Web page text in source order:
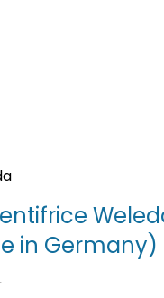
in Germany)